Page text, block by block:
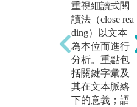
重視細讀式閱
讀法（close rea
ding）以文本
為本位而進行
分析。重點包
括關鍵字彙及
其在文本脈絡
下的意義；語